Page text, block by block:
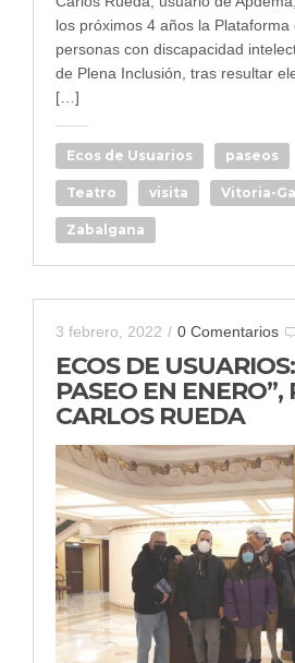
los próximos 4 años la
personas con discapacidad
de Plena Inclusión, tras resultar
[…]
Ecos de Usuarios paseos
Teatro visita Vitoria-
Zabalgana
3 febrero, 2022 / 0 Comentarios
ECOS DE
PASEO EN ENERO”,
CARLOS RUEDA